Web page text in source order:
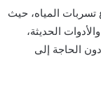
تسربات المياه، حيث
الحديثة،
الحاجة إلى